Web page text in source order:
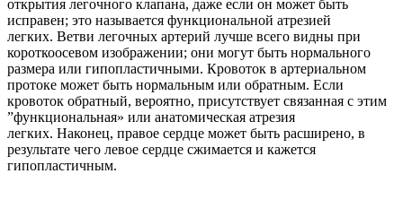
открытия легочного клапана, даже если он может быть
исправен; это называется функциональной атрезией
легких. Ветви легочных артерий лучше всего видны при
короткоосевом изображении; они могут быть нормального
размера или гипопластичными. Кровоток в артериальном
протоке может быть нормальным или обратным. Если
кровоток обратный, вероятно, присутствует связанная с этим
”функциональная» или анатомическая атрезия
легких. Наконец, правое сердце может быть расширено, в
результате чего левое сердце сжимается и кажется
гипопластичным.